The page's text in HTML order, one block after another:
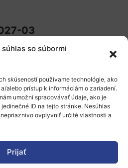
so súbormi
skúseností používame technológie, ako
alebo prístup k informáciám o zariadení.
umožní spracovávať údaje, ako je
ID na tejto stránke. Nesúhlas
ovplyvniť určité vlastnosti a
Prijať
03
3. jún 2027
pracovný program
fázy schvaľovania,
zmeny v obsahu aj
. Žiadateľom preto